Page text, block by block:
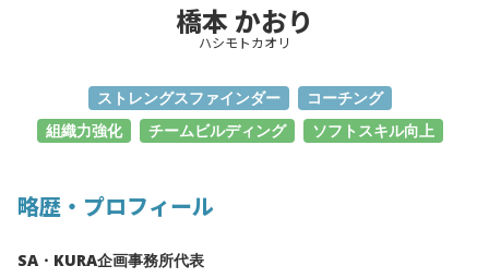
橋本 かおり
ハシモトカオリ
ストレングスファインダー
コーチング
組織力強化
チームビルディング ソフトスキル向上
略歴・プロフィール
SA・KURA企画事務所代表